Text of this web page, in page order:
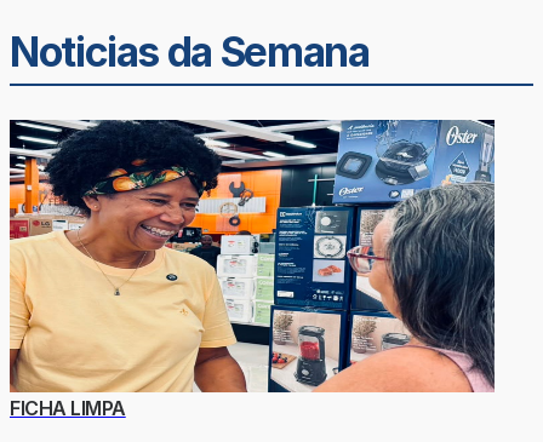
Noticias da Semana
FICHA LIMPA